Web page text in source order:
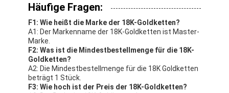
Häufige Fragen:
F1: Wie heißt die Marke der 18K-Goldketten?
A1: Der Markenname der 18K-Goldketten ist Master-
Marke.
F2: Was ist die Mindestbestellmenge für die 18K-
Goldketten?
A2: Die Mindestbestellmenge für die 18K Goldketten
beträgt 1 Stück.
F3: Wie hoch ist der Preis der 18K-Goldketten?